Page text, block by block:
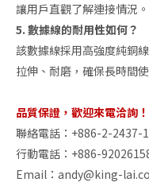
讓用戶直觀了解連接情況。
5. 數據線的耐用性如何？
該數據線採用高強度純銅
拉伸、耐磨，確保長時間
品質保證，歡迎來電洽詢！
聯絡電話：+886-2-2437-
行動電話：+886-
Email： andy@king-